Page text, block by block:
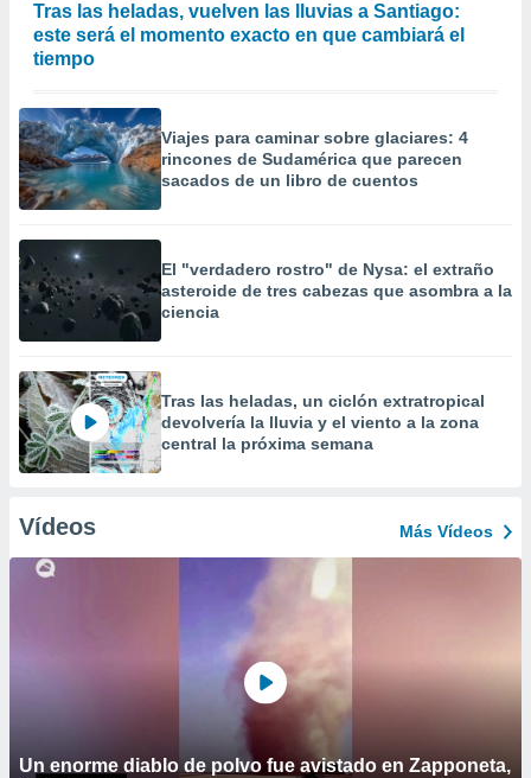
Tras las heladas, vuelven las lluvias a Santiago:
este será el momento exacto en que cambiará el
tiempo
Viajes para caminar sobre glaciares: 4
rincones de Sudamérica que parecen
sacados de un libro de cuentos
El "verdadero rostro" de Nysa: el extraño
asteroide de tres cabezas que asombra a la
ciencia
Tras las heladas, un ciclón extratropical
devolvería la lluvia y el viento a la zona
central la próxima semana
Vídeos Más Vídeos
Un enorme diablo de polvo fue avistado en Zapponeta,